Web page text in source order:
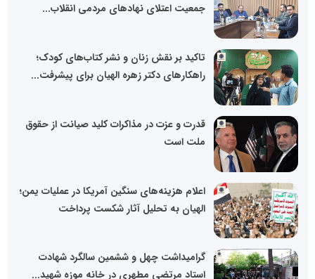
جمعیت اعتلای نهادهای مردمی انقلاب...
تاکید بر نقش زنان و نشر کتاب‌های کودک؛
راهکارهای دکتر زهره الهیان برای پیشرفت...
قدرت و عزت در مذاکرات کلید صیانت از حقوق
ملت است
اعلام هزینه‌های سنگین آمریکا در عملیات یمن؛
الهیان به تحلیل آثار شکست پرداخت
گرامیداشت چهل و ششمین سالگرد شهادت
استاد مرتضی مطهری در خانه موزه شهید...